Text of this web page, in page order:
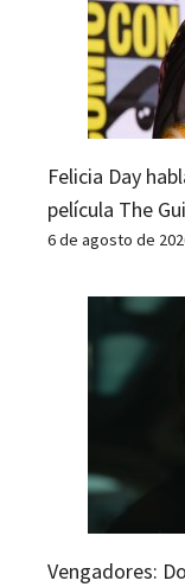
Felicia Day
película The
6 de agosto de
Vengadores: